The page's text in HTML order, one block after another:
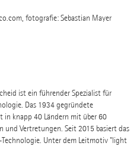
fotografie: Sebastian Mayer
ist ein führender Spezialist für
Das 1934 gegründete
knapp 40 Ländern mit über 60
und Vertretungen. Seit 2015 basiert das
Unter dem Leitmotiv "light